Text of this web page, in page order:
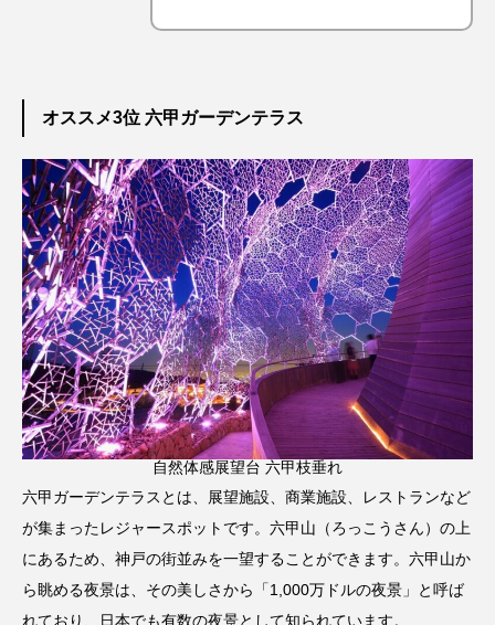
オススメ3位 六甲ガーデンテラス
自然体感展望台 六甲枝垂れ
六甲ガーデンテラスとは、展望施設、商業施設、レストランなど
が集まったレジャースポットです。六甲山（ろっこうさん）の上
にあるため、神戸の街並みを一望することができます。六甲山か
ら眺める夜景は、その美しさから「1,000万ドルの夜景」と呼ば
れており、日本でも有数の夜景として知られています。